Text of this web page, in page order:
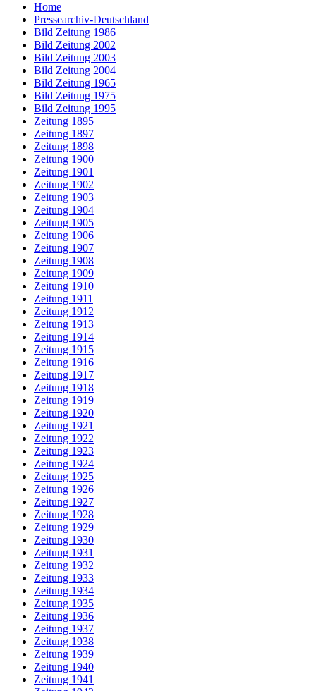
Home
Pressearchiv-Deutschland
Bild Zeitung 1986
Bild Zeitung 2002
Bild Zeitung 2003
Bild Zeitung 2004
Bild Zeitung 1965
Bild Zeitung 1975
Bild Zeitung 1995
Zeitung 1895
Zeitung 1897
Zeitung 1898
Zeitung 1900
Zeitung 1901
Zeitung 1902
Zeitung 1903
Zeitung 1904
Zeitung 1905
Zeitung 1906
Zeitung 1907
Zeitung 1908
Zeitung 1909
Zeitung 1910
Zeitung 1911
Zeitung 1912
Zeitung 1913
Zeitung 1914
Zeitung 1915
Zeitung 1916
Zeitung 1917
Zeitung 1918
Zeitung 1919
Zeitung 1920
Zeitung 1921
Zeitung 1922
Zeitung 1923
Zeitung 1924
Zeitung 1925
Zeitung 1926
Zeitung 1927
Zeitung 1928
Zeitung 1929
Zeitung 1930
Zeitung 1931
Zeitung 1932
Zeitung 1933
Zeitung 1934
Zeitung 1935
Zeitung 1936
Zeitung 1937
Zeitung 1938
Zeitung 1939
Zeitung 1940
Zeitung 1941